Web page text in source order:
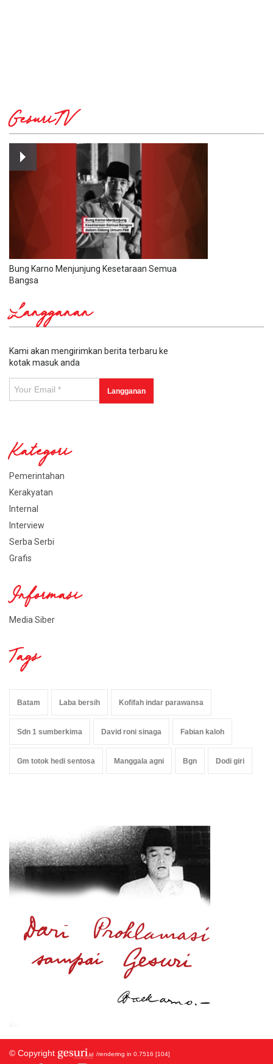
GesuriTV
Bung Karno Menjunjung Kesetaraan Semua
Bangsa
Langganan
Kami akan mengirimkan berita terbaru ke
kotak masuk anda
Kategori
Pemerintahan
Kerakyatan
Internal
Interview
Serba Serbi
Grafis
Informasi
Media Siber
Tags
Batam Laba bersih Kofifah indar parawansa
Sdn 1 sumberkima David roni sinaga Fabian kaloh
Gm totok hedi sentosa Manggala agni Bgn Dodi giri
© Copyright /rendering in 0.7516 [104]